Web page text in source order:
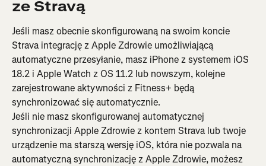
ze Stravą
Jeśli masz obecnie skonfigurowaną na swoim koncie
Strava integrację z Apple Zdrowie umożliwiającą
automatyczne przesyłanie, masz iPhone z systemem iOS
18.2 i Apple Watch z OS 11.2 lub nowszym, kolejne
zarejestrowane aktywności z Fitness+ będą
synchronizować się automatycznie.
Jeśli nie masz skonfigurowanej automatycznej
synchronizacji Apple Zdrowie z kontem Strava lub twoje
urządzenie ma starszą wersję iOS, która nie pozwala na
automatyczną synchronizację z Apple Zdrowie, możesz